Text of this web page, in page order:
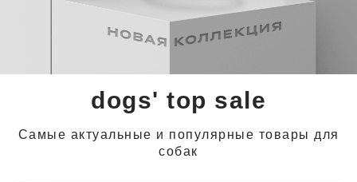
dogs' top sale
Самые актуальные и популярные товары для
собак